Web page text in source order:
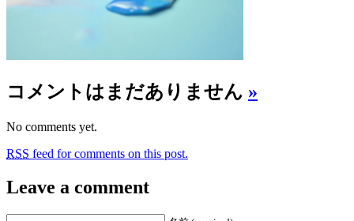
コメントはまだありません »
No comments yet.
RSS feed for comments on this post.
Leave a comment